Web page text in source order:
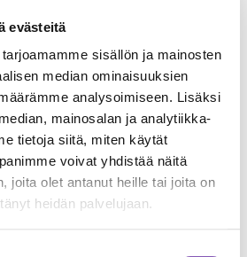
evästeitä
sisällön ja mainosten
median ominaisuuksien
analysoimiseen. Lisäksi
mainosalan ja analytiikka-
tietoja siitä, miten käytät
voivat yhdistää näitä
joita olet antanut heille tai joita on
heidän palvelujaan.
oli koko konsernissa 290 ja
2021 tehdyssä
kokonaisarvosana
tapaan hieno 4,2.
kertoo myös se, että 97
oli Jatkeeseen
tai melko tyytyväisiä.
oli 50 (asteikolla -100–100).